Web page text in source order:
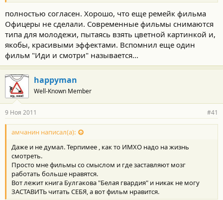
полностью согласен. Хорошо, что еще ремейк фильма
Офицеры не сделали. Современные фильмы снимаются
типа для молодежи, пытаясь взять цветной картинкой и,
якобы, красивыми эффектами. Вспомнил еще один
фильм "Иди и смотри" называется...
happyman
Well-Known Member
9 Ноя 2011 #41
амчанин написал(а):
Даже и не думал. Терпимее , как то ИМХО надо на жизнь
смотреть.
Просто мне фильмы со смыслом и где заставляют мозг
работать больше нравятся.
Вот лежит книга Булгакова "Белая гвардия" и никак не могу
ЗАСТАВИТЬ читать СЕБЯ, а вот фильм нравится.